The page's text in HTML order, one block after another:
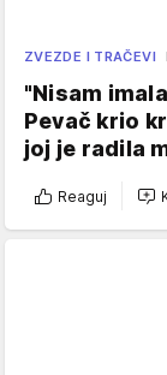
ZVEZDE I TRAČEVI
"Nisam
Pevač krio
joj je radila
Reaguj